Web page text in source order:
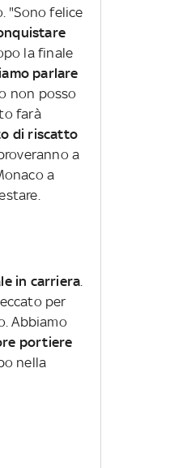
"Sono felice
la finale
parlare
non posso
farà
di riscatto
a
a
in carriera.
per
Abbiamo
portiere
nella